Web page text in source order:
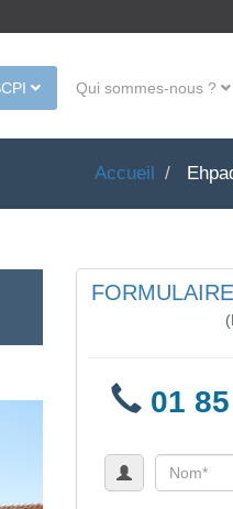
Qui sommes-nous ?
Accueil
01